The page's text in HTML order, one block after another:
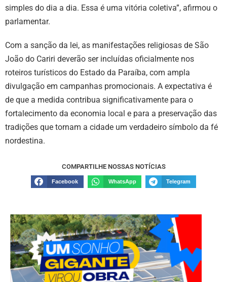
simples do dia a dia. Essa é uma vitória coletiva”, afirmou o
parlamentar.
Com a sanção da lei, as manifestações religiosas de São
João do Cariri deverão ser incluídas oficialmente nos
roteiros turísticos do Estado da Paraíba, com ampla
divulgação em campanhas promocionais. A expectativa é
de que a medida contribua significativamente para o
fortalecimento da economia local e para a preservação das
tradições que tornam a cidade um verdadeiro símbolo da fé
nordestina.
COMPARTILHE NOSSAS NOTÍCIAS
Facebook WhatsApp Telegram